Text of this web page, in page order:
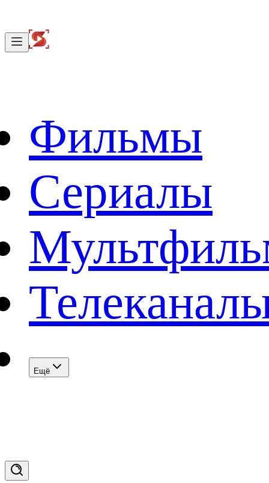
Фильмы
Сериалы
Eщё